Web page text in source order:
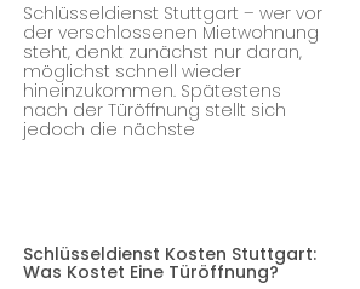
Schlüsseldienst Stuttgart – wer vor
der verschlossenen Mietwohnung
steht, denkt zunächst nur daran,
möglichst schnell wieder
hineinzukommen. Spätestens
nach der Türöffnung stellt sich
jedoch die nächste
Schlüsseldienst Kosten Stuttgart:
Was Kostet Eine Türöffnung?